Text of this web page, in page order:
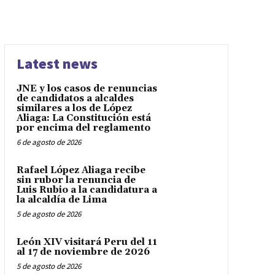
Latest news
JNE y los casos de renuncias
de candidatos a alcaldes
similares a los de López
Aliaga: La Constitución está
por encima del reglamento
6 de agosto de 2026
Rafael López Aliaga recibe
sin rubor la renuncia de
Luis Rubio a la candidatura a
la alcaldía de Lima
5 de agosto de 2026
León XIV visitará Peru del 11
al 17 de noviembre de 2026
5 de agosto de 2026